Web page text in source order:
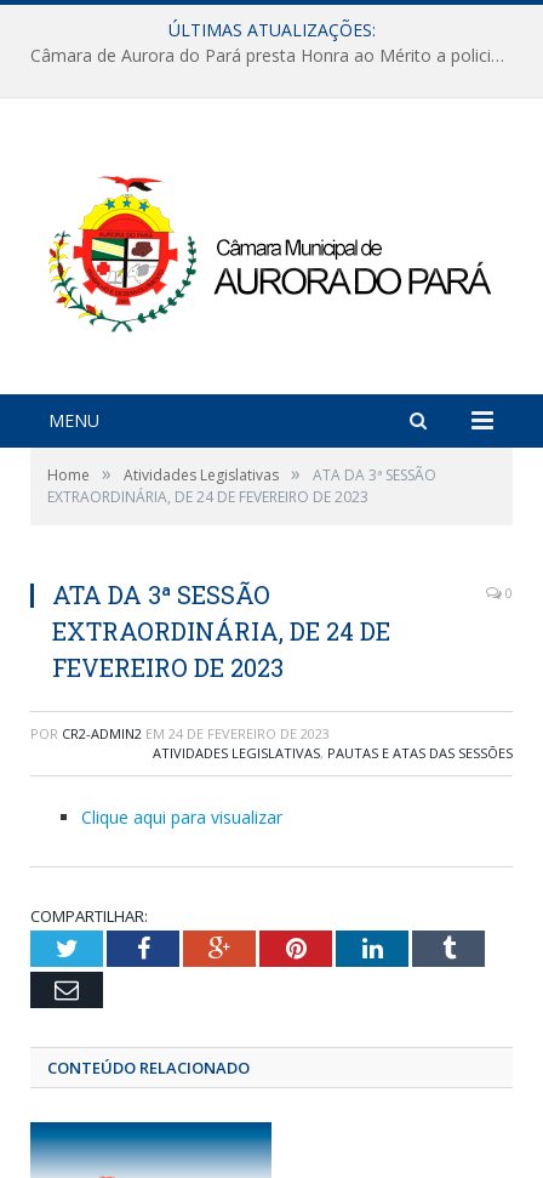
ÚLTIMAS ATUALIZAÇÕES:
Câmara de Aurora do Pará presta Honra ao Mérito a policiais militares em sessão marcada por reconhecimento e emoção
MENU
Home » Atividades Legislativas »
ATA DA 3ª SESSÃO
EXTRAORDINÁRIA, DE 24 DE FEVEREIRO DE 2023
ATA DA 3ª SESSÃO
EXTRAORDINÁRIA, DE 24 DE
FEVEREIRO DE 2023
0
POR CR2-ADMIN2 EM 24 DE FEVEREIRO DE 2023
ATIVIDADES LEGISLATIVAS, PAUTAS E ATAS DAS SESSÕES
Clique aqui para visualizar
COMPARTILHAR:
TwitterFacebookGoogle+PinterestLinkedInTumblr
Email
CONTEÚDO RELACIONADO